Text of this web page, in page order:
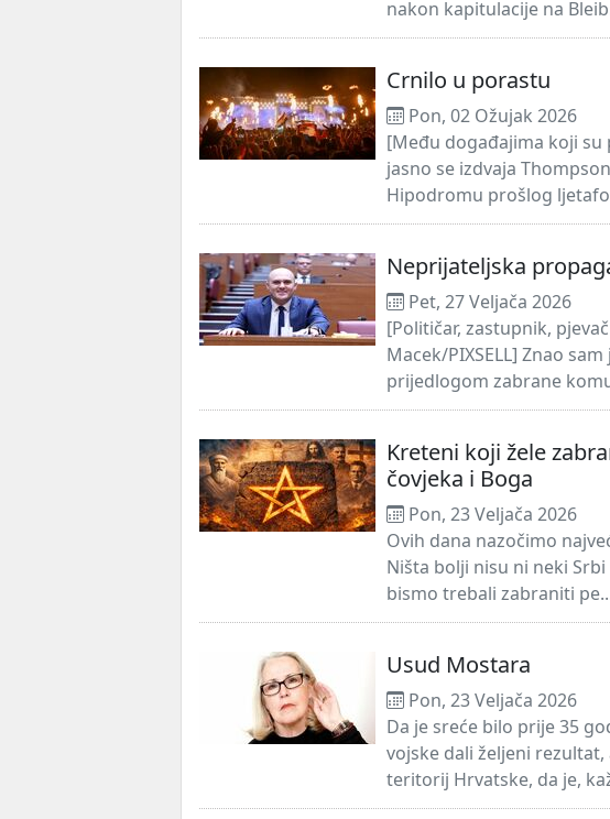
nakon kapitulacije na
Crnilo u porastu
Pon, 02 Ožujak 2026
[Među događajima koji
jasno se izdvaja
Hipodromu prošlog
Neprijateljska
Pet, 27 Veljača 2026
[Političar, zastupnik,
Macek/PIXSELL] Znao
prijedlogom zabrane
Kreteni koji žele
čovjeka i Boga
Pon, 23 Veljača 2026
Ovih dana nazočimo
Ništa bolji nisu ni neki
bismo trebali zabraniti
Usud Mostara
Pon, 23 Veljača 2026
Da je sreće bilo prije 35
vojske dali željeni
teritorij Hrvatske, da je,